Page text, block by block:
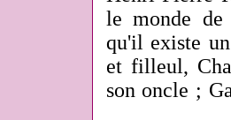
le monde
qu'il existe un
et filleul,
son oncle ;